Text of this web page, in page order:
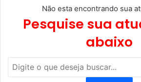
Não esta encontrando sua
Pesquise sua
abaixo